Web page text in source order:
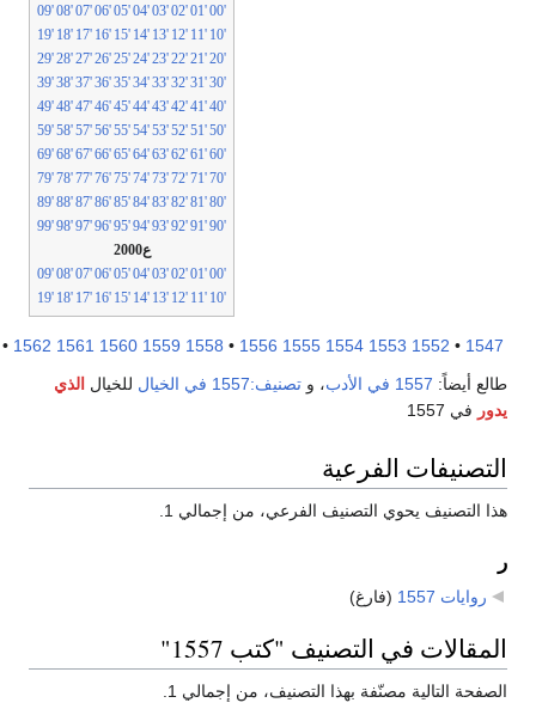
'03
'04
'05
'06
'07
'08
'09
'13
'14
'15
'16
'17
'18
'19
'23
'24
'25
'26
'27
'28
'29
'33
'34
'35
'36
'37
'38
'39
'43
'44
'45
'46
'47
'48
'49
'53
'54
'55
'56
'57
'58
'59
'63
'64
'65
'66
'67
'68
'69
'73
'74
'75
'76
'77
'78
'79
'83
'84
'85
'86
'87
'88
'89
'93
'94
'95
'96
'97
'98
'99
'03
'04
'05
'06
'07
'08
'09
'13
'14
'15
'16
'17
'18
'19
•
1552
1553
1554
1555
1556
•
1558
1559
1560
1561
1562
•
1567
أيضاً: 1557 في الأدب ، وتصنيف:1557 في الخيال للخيالالذي
في 1557
الفرعية
التصنيف يحوي التصنيف الفرعي، من إجمالي 1.
روايات 1557 (فارغ)
في التصنيف "كتب 1557"
التالية مصنّفة بهذا التصنيف، من إجمالي 1.